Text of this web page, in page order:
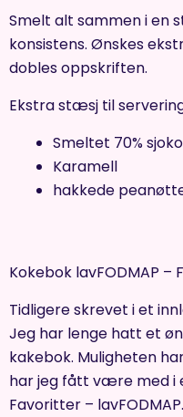
Smelt alt sammen i en
konsistens. Ønskes
dobles oppskriften.
Ekstra stæsj til
Smeltet 70%
Karamell
hakkede
Kokebok lavFODMAP
Tidligere skrevet i et
Jeg har lenge hatt et
kakebok. Muligheten
har jeg fått være med i
Favoritter –